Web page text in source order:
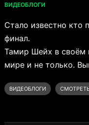
ВИДЕОБЛОГИ
Стало известно кто
финал.
Тамир Шейх в своём
мире и не только.
ВИДЕОБЛОГИ